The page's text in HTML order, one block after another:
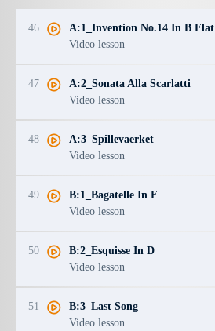
46
A:1_Invention No.14 In B Flat
Video lesson
47
A:2_Sonata Alla Scarlatti
Video lesson
48
A:3_Spillevaerket
Video lesson
49
B:1_Bagatelle In F
Video lesson
50
B:2_Esquisse In D
Video lesson
51
B:3_Last Song
Video lesson